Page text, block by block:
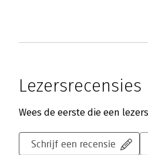
Lezersrecensies
Wees de eerste die een
Schrijf een recensie